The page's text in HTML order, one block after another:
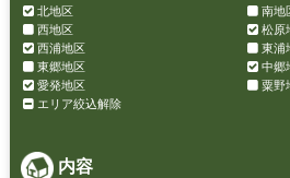
北地区
南地
西地区
松原
西浦地区
東浦
東郷地区
中郷
愛発地区
粟野
エリア絞込解除
内容